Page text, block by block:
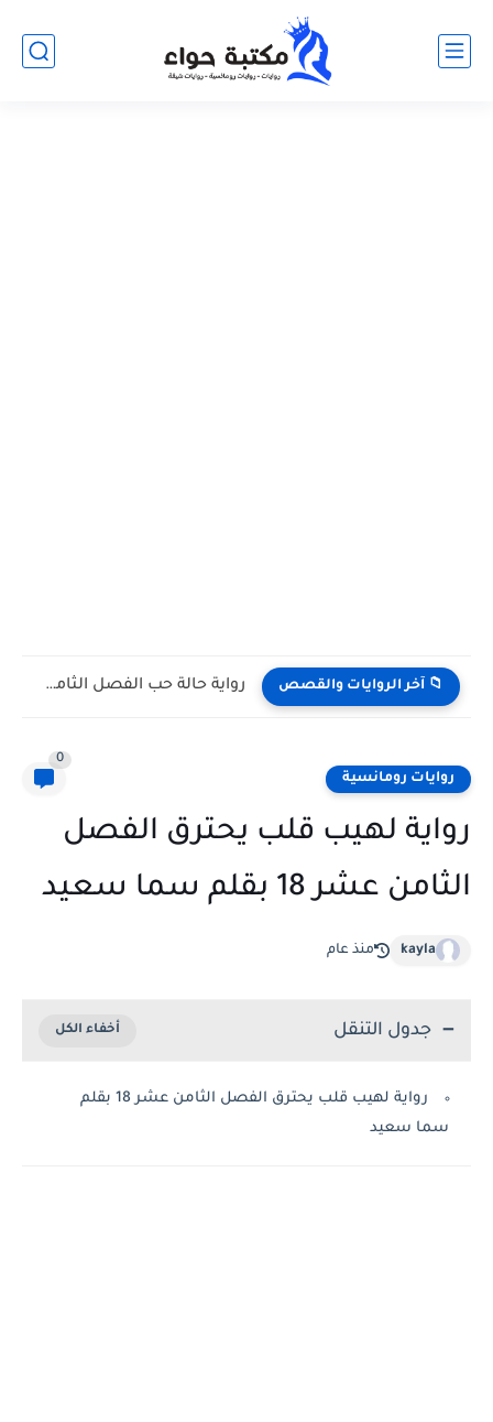
📁 آخر الروايات والقصص رواية حالة حب الفصل التاسع 9 بقلم مريم محمود
روايات رومانسية
0
رواية لهيب قلب يحترق الفصل
الثامن عشر 18 بقلم سما سعيد
kayla منذ عام
جدول التنقل
رواية لهيب قلب يحترق الفصل الثامن عشر 18 بقلم
سما سعيد